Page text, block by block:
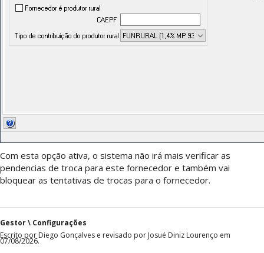
Com esta opção ativa, o sistema não irá mais verificar as
pendencias de troca para este fornecedor e também vai
bloquear as tentativas de trocas para o fornecedor.
Gestor \ Configurações
Escrito por Diego Gonçalves e revisado por Josué Diniz Lourenço em
07/08/2026.